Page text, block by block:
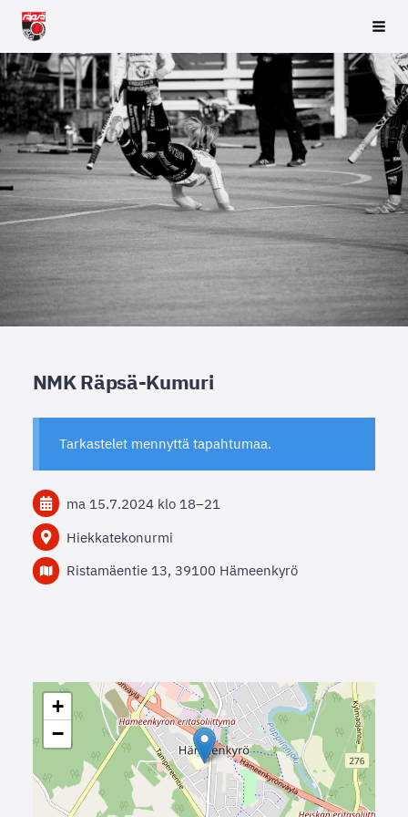
Siirry
sivun
sisältöön
Räpsä ry
NMK Räpsä-Kumuri
Tarkastelet mennyttä tapahtumaa.
ma 15.7.2024 klo 18–21
Hiekkatekonurmi
Ristamäentie 13, 39100 Hämeenkyrö
+
−